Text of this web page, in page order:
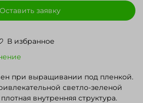
В избранное
Оставить заявку
при выращивании под пленкой.
светло-зеленой
внутренняя структура.